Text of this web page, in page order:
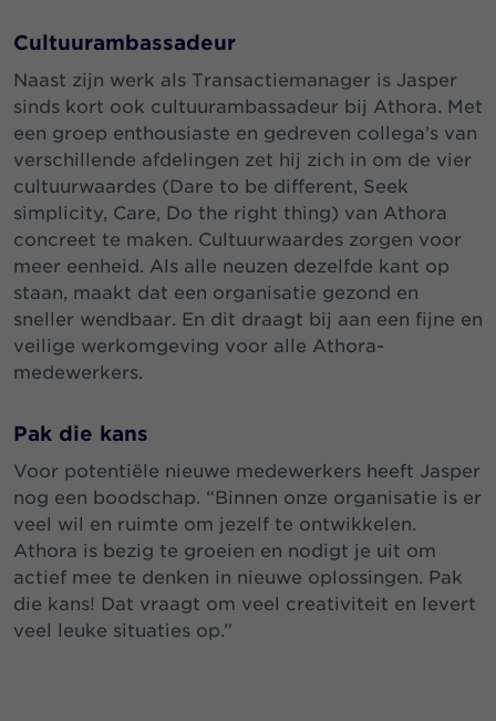
Cultuurambassadeur
Naast zijn werk als Transactiemanager is Jasper
sinds kort ook cultuurambassadeur bij Athora. Met
een groep enthousiaste en gedreven collega’s van
verschillende afdelingen zet hij zich in om de vier
cultuurwaardes (Dare to be different, Seek
simplicity, Care, Do the right thing) van Athora
concreet te maken. Cultuurwaardes zorgen voor
meer eenheid. Als alle neuzen dezelfde kant op
staan, maakt dat een organisatie gezond en
sneller wendbaar. En dit draagt bij aan een fijne en
veilige werkomgeving voor alle Athora-
medewerkers.
Pak die kans
Voor potentiële nieuwe medewerkers heeft Jasper
nog een boodschap. “Binnen onze organisatie is er
veel wil en ruimte om jezelf te ontwikkelen.
Athora is bezig te groeien en nodigt je uit om
actief mee te denken in nieuwe oplossingen. Pak
die kans! Dat vraagt om veel creativiteit en levert
veel leuke situaties op.”